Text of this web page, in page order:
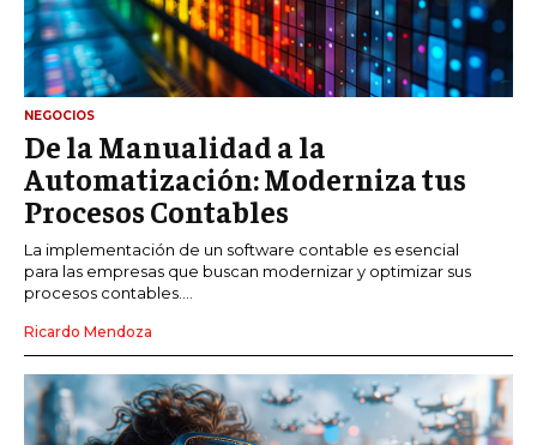
NEGOCIOS
De la Manualidad a la
Automatización: Moderniza tus
Procesos Contables
La implementación de un software contable es esencial
para las empresas que buscan modernizar y optimizar sus
procesos contables....
Ricardo Mendoza